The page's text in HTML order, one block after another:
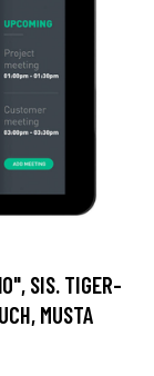
SIS. TIGER-
MUSTA